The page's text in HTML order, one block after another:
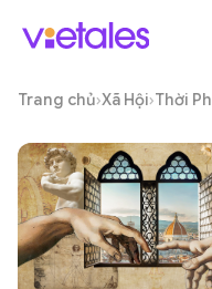
Trang chủ›Xã Hội›